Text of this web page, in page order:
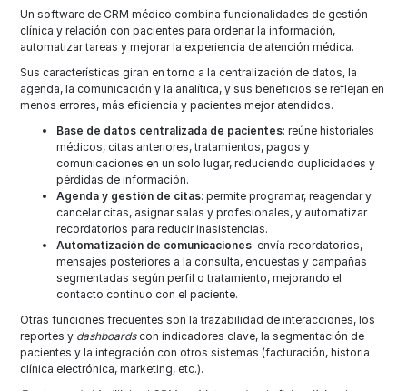
Un software de CRM médico combina funcionalidades de gestión
clínica y relación con pacientes para ordenar la información,
automatizar tareas y mejorar la experiencia de atención médica.
Sus características giran en torno a la centralización de datos, la
agenda, la comunicación y la analítica, y sus beneficios se reflejan en
menos errores, más eficiencia y pacientes mejor atendidos.​
Base de datos centralizada de pacientes: reúne historiales
médicos, citas anteriores, tratamientos, pagos y
comunicaciones en un solo lugar, reduciendo duplicidades y
pérdidas de información.​
Agenda y gestión de citas: permite programar, reagendar y
cancelar citas, asignar salas y profesionales, y automatizar
recordatorios para reducir inasistencias.​
Automatización de comunicaciones: envía recordatorios,
mensajes posteriores a la consulta, encuestas y campañas
segmentadas según perfil o tratamiento, mejorando el
contacto continuo con el paciente.​
Otras funciones frecuentes son la trazabilidad de interacciones, los
reportes y dashboardscon indicadores clave, la segmentación de
pacientes y la integración con otros sistemas (facturación, historia
clínica electrónica, marketing, etc.).